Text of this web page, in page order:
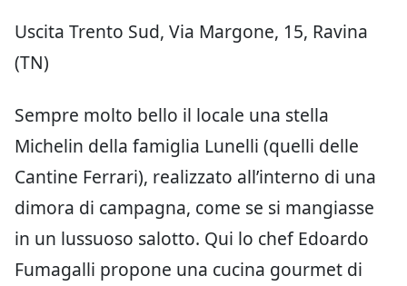
Uscita Trento Sud, Via Margone, 15, Ravina
(TN)
Sempre molto bello il locale una stella
Michelin della famiglia Lunelli (quelli delle
Cantine Ferrari), realizzato all’interno di una
dimora di campagna, come se si mangiasse
in un lussuoso salotto. Qui lo chef Edoardo
Fumagalli propone una cucina gourmet di